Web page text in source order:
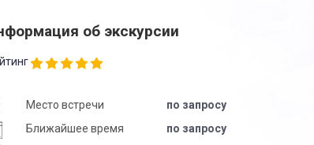
об экскурсии
Место встречи
по запросу
Ближайшее время
по запросу